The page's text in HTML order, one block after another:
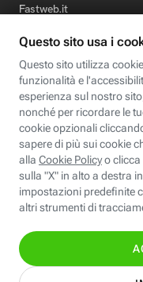
Fastweb.it
Formazione
Fastweb Digital Academy
STEP FuturAbility District
Insieme,
© Fastweb SpA 2026